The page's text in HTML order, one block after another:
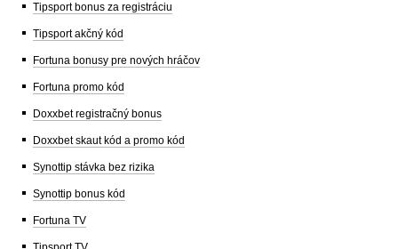
Tipsport bonus za registráciu
Tipsport akčný kód
Fortuna bonusy pre nových hráčov
Fortuna promo kód
Doxxbet registračný bonus
Doxxbet skaut kód a promo kód
Synottip stávka bez rizika
Synottip bonus kód
Fortuna TV